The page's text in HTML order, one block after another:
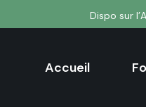
Dispo sur
Accueil